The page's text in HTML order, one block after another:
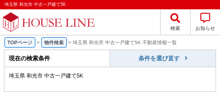
埼玉県 和光市 中古一戸建て5K
検索 お知らせ
TOPページ > 物件検索 > 埼玉県 和光市 中古一戸建て5K 不動産情報一覧
現在の検索条件 条件を選び直す
埼玉県 和光市 中古一戸建て5K